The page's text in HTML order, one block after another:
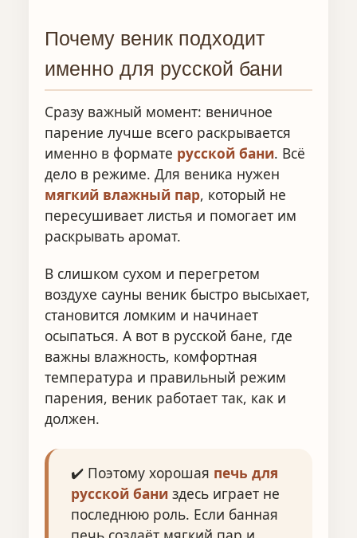
Почему веник подходит
именно для русской бани
Сразу важный момент: веничное
парение лучше всего раскрывается
именно в формате русской бани. Всё
дело в режиме. Для веника нужен
мягкий влажный пар, который не
пересушивает листья и помогает им
раскрывать аромат.
В слишком сухом и перегретом
воздухе сауны веник быстро высыхает,
становится ломким и начинает
осыпаться. А вот в русской бане, где
важны влажность, комфортная
температура и правильный режим
парения, веник работает так, как и
должен.
✔️ Поэтому хорошая печь для
русской баниздесь играет не
последнюю роль. Если банная